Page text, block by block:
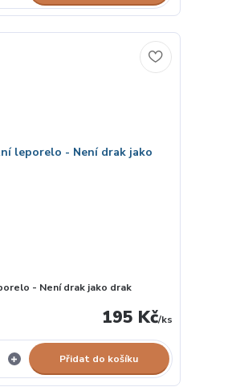
- Není drak jako drak
195 Kč/ks
Přidat do košíku